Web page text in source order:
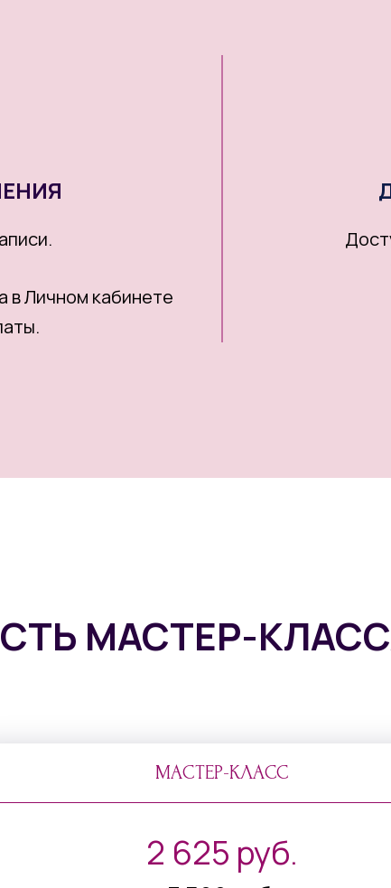
в Личном кабинете
МАСТЕР-
МАСТЕР-КЛАСС
2 625 руб.